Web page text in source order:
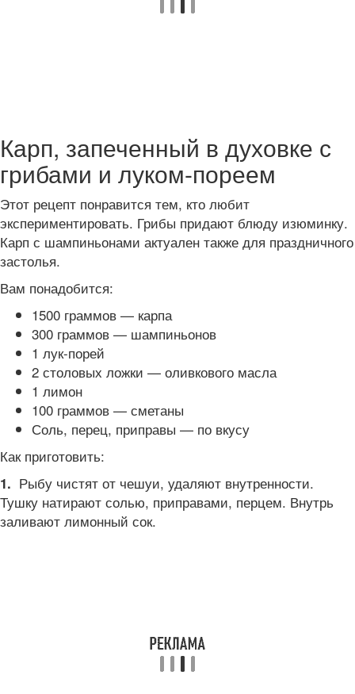
Карп, запеченный в духовке с
грибами и луком-пореем
Этот рецепт понравится тем, кто любит
экспериментировать. Грибы придают блюду изюминку.
Карп с шампиньонами актуален также для праздничного
застолья.
Вам понадобится:
1500 граммов — карпа
300 граммов — шампиньонов
1 лук-порей
2 столовых ложки — оливкового масла
1 лимон
100 граммов — сметаны
Соль, перец, приправы — по вкусу
Как приготовить:
1. Рыбу чистят от чешуи, удаляют внутренности.
Тушку натирают солью, приправами, перцем. Внутрь
заливают лимонный сок.